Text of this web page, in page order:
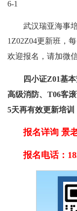
6-1
武汉瑞亚海事
1Z02Z04更新班，
欢迎报名，请加微信
四小证Z01基
高级消防、T06客
5天再有效更新培训
报名详询 景
报名电话：